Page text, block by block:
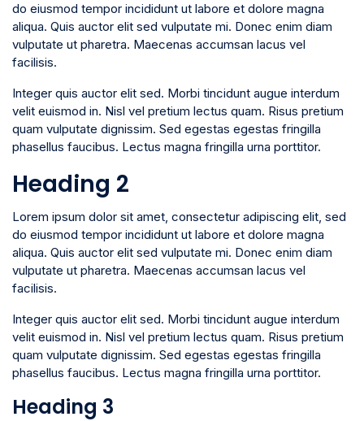
do eiusmod tempor incididunt ut labore et dolore magna
aliqua. Quis auctor elit sed vulputate mi. Donec enim diam
vulputate ut pharetra. Maecenas accumsan lacus vel
facilisis.
Integer quis auctor elit sed. Morbi tincidunt augue interdum
velit euismod in. Nisl vel pretium lectus quam. Risus pretium
quam vulputate dignissim. Sed egestas egestas fringilla
phasellus faucibus. Lectus magna fringilla urna porttitor.
Heading 2
Lorem ipsum dolor sit amet, consectetur adipiscing elit, sed
do eiusmod tempor incididunt ut labore et dolore magna
aliqua. Quis auctor elit sed vulputate mi. Donec enim diam
vulputate ut pharetra. Maecenas accumsan lacus vel
facilisis.
Integer quis auctor elit sed. Morbi tincidunt augue interdum
velit euismod in. Nisl vel pretium lectus quam. Risus pretium
quam vulputate dignissim. Sed egestas egestas fringilla
phasellus faucibus. Lectus magna fringilla urna porttitor.
Heading 3